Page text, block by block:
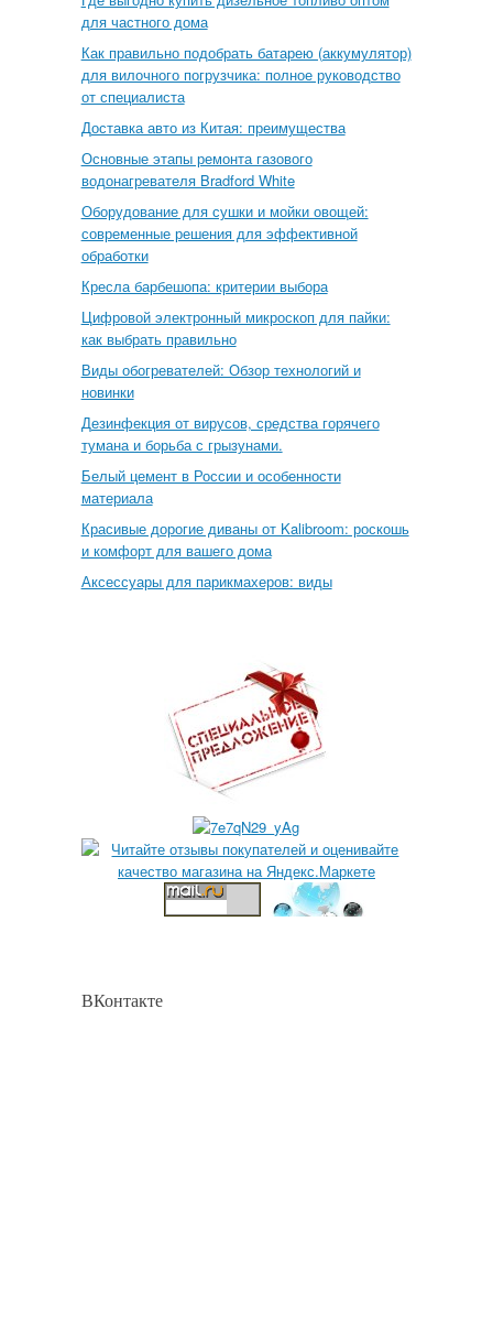
для частного дома
Как правильно подобрать батарею (аккумулятор)
для вилочного погрузчика: полное руководство
от специалиста
Доставка авто из Китая: преимущества
Основные этапы ремонта газового
водонагревателя Bradford White
Оборудование для сушки и мойки овощей:
современные решения для эффективной
обработки
Кресла барбешопа: критерии выбора
Цифровой электронный микроскоп для пайки:
как выбрать правильно
Виды обогревателей: Обзор технологий и
новинки
Дезинфекция от вирусов, средства горячего
тумана и борьба с грызунами.
Белый цемент в России и особенности
материала
Красивые дорогие диваны от Kalibroom: роскошь
и комфорт для вашего дома
Аксессуары для парикмахеров: виды
ВКонтакте